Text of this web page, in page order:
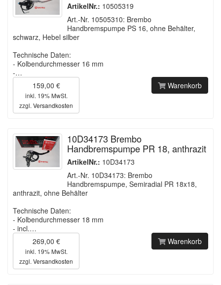
ArtikelNr.: 10505319
Art.-Nr. 10505310: Brembo
Handbremspumpe PS 16, ohne Behälter,
schwarz, Hebel silber
Technische Daten:
- Kolbendurchmesser 16 mm
-…
159,00 €
inkl. 19% MwSt.
zzgl. Versandkosten
Warenkorb
10D34173 Brembo
Handbremspumpe PR 18, anthrazit
ArtikelNr.: 10D34173
Art.-Nr. 10D34173: Brembo
Handbremspumpe, Semiradial PR 18x18,
anthrazit, ohne Behälter
Technische Daten:
- Kolbendurchmesser 18 mm
- incl.…
269,00 €
inkl. 19% MwSt.
zzgl. Versandkosten
Warenkorb